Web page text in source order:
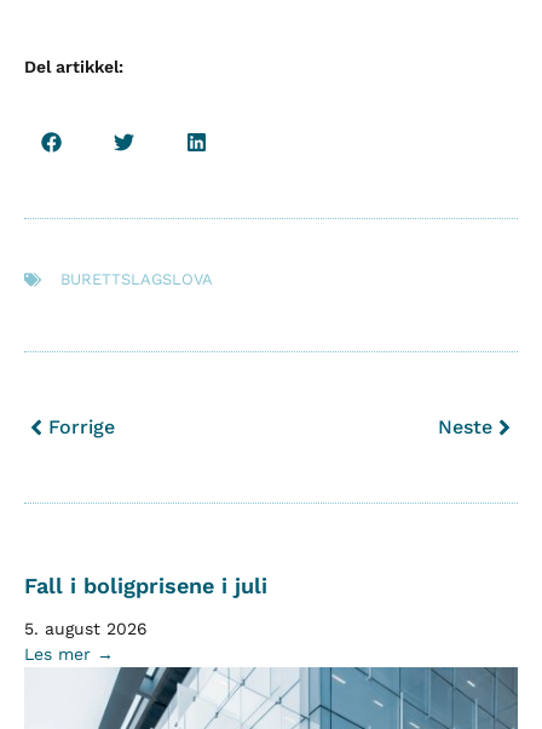
Del artikkel:
BURETTSLAGSLOVA
Forrige Neste
Fall i boligprisene i juli
5. august 2026
Les mer →